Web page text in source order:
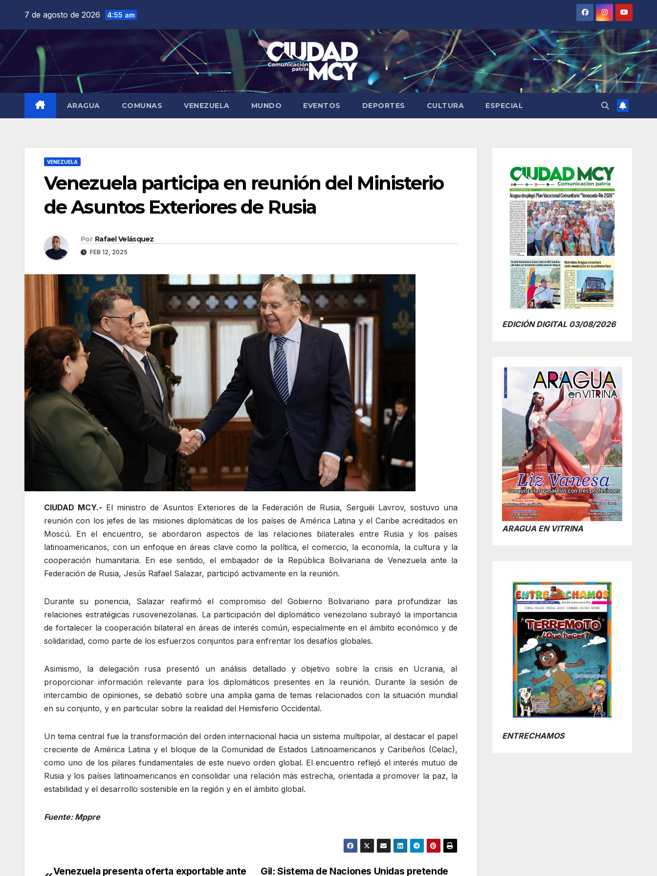
contenido
7 de agosto de 2026 4:55 am
ARAGUA COMUNAS VENEZUELA MUNDO EVENTOS DEPORTES CULTURA ESPECIAL
VENEZUELA
Venezuela participa en reunión del Ministerio
de Asuntos Exteriores de Rusia
Por Rafael Velásquez
FEB 12, 2025
CIUDAD MCY.- El ministro de Asuntos Exteriores de la Federación de Rusia, Serguéi Lavrov, sostuvo una
reunión con los jefes de las misiones diplomáticas de los países de América Latina y el Caribe acreditados en
Moscú. En el encuentro, se abordaron aspectos de las relaciones bilaterales entre Rusia y los países
latinoamericanos, con un enfoque en áreas clave como la política, el comercio, la economía, la cultura y la
cooperación humanitaria. En ese sentido, el embajador de la República Bolivariana de Venezuela ante la
Federación de Rusia, Jesús Rafael Salazar, participó activamente en la reunión.
Durante su ponencia, Salazar reafirmó el compromiso del Gobierno Bolivariano para profundizar las
relaciones estratégicas rusovenezolanas. La participación del diplomático venezolano subrayó la importancia
de fortalecer la cooperación bilateral en áreas de interés común, especialmente en el ámbito económico y de
solidaridad, como parte de los esfuerzos conjuntos para enfrentar los desafíos globales.
Asimismo, la delegación rusa presentó un análisis detallado y objetivo sobre la crisis en Ucrania, al
proporcionar información relevante para los diplomáticos presentes en la reunión. Durante la sesión de
intercambio de opiniones, se debatió sobre una amplia gama de temas relacionados con la situación mundial
en su conjunto, y en particular sobre la realidad del Hemisferio Occidental.
Un tema central fue la transformación del orden internacional hacia un sistema multipolar, al destacar el papel
creciente de América Latina y el bloque de la Comunidad de Estados Latinoamericanos y Caribeños (Celac),
como uno de los pilares fundamentales de este nuevo orden global. El encuentro reflejó el interés mutuo de
Rusia y los países latinoamericanos en consolidar una relación más estrecha, orientada a promover la paz, la
estabilidad y el desarrollo sostenible en la región y en el ámbito global.
Fuente: Mppre
Gil: Sistema de Naciones Unidas pretende
Venezuela presenta oferta exportable ante
EDICIÓN DIGITAL 03/08/2026
ARAGUA EN VITRINA
ENTRECHAMOS